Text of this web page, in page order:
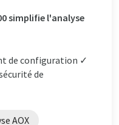
simplifie l'analyse
de configuration ✓
de
AOX